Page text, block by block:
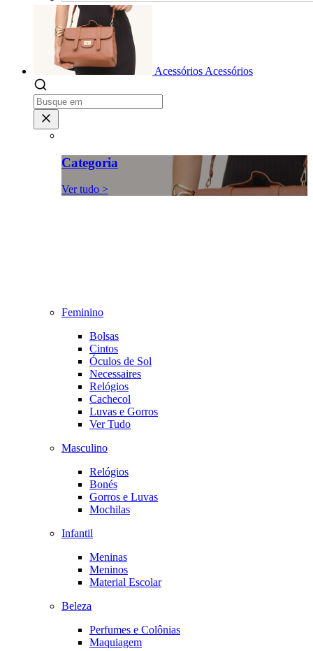
Acessórios Acessórios
Categoria
Ver tudo >
Feminino
Bolsas
Cintos
Óculos de Sol
Necessaires
Relógios
Cachecol
Luvas e Gorros
Ver Tudo
Masculino
Relógios
Bonés
Gorros e Luvas
Mochilas
Infantil
Meninas
Meninos
Material Escolar
Beleza
Perfumes e Colônias
Maquiagem